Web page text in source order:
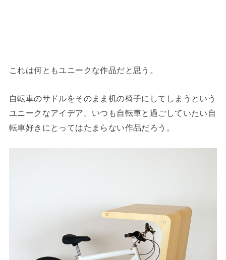
これは何ともユニークな作品だと思う。
自転車のサドルをそのまま机の椅子にしてしまうという
ユニークなアイデア。いつも自転車と過ごしていたい自
転車好きにとってはたまらない作品だろう。